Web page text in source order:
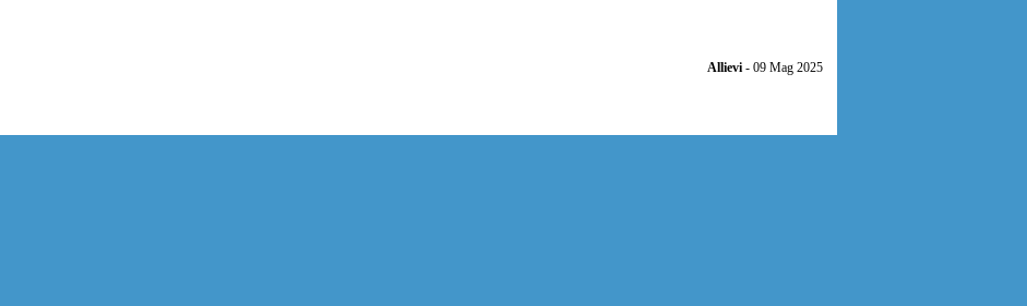
Allievi- 09 Mag 2025